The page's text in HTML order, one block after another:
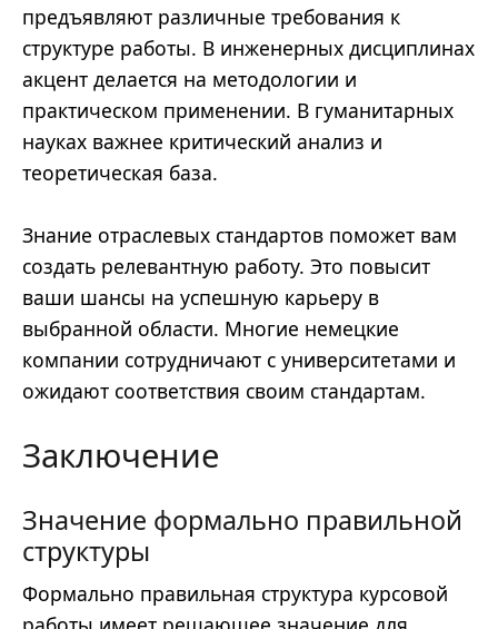
предъявляют различные требования к
структуре работы. В инженерных дисциплинах
акцент делается на методологии и
практическом применении. В гуманитарных
науках важнее критический анализ и
теоретическая база.
Знание отраслевых стандартов поможет вам
создать релевантную работу. Это повысит
ваши шансы на успешную карьеру в
выбранной области. Многие немецкие
компании сотрудничают с университетами и
ожидают соответствия своим стандартам.
Заключение
Значение формально правильной
структуры
Формально правильная структура курсовой